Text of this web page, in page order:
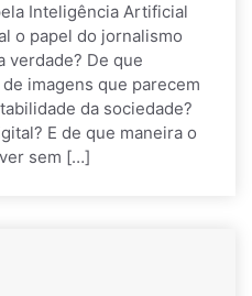
Inteligência Artificial
o papel do jornalismo
verdade? De que
imagens que parecem
da sociedade?
E de que maneira o
sem […]